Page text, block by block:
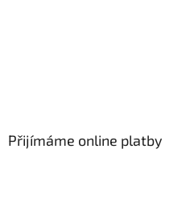
Přijímáme online platby